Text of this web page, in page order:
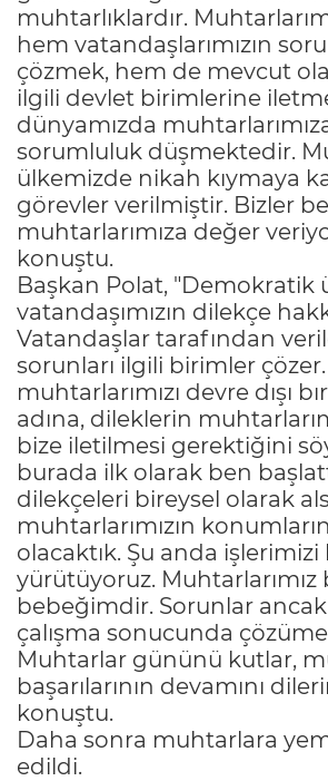
muhtarlıklardır.
hem vatandaşlarımızın
çözmek, hem de mevcut
ilgili devlet birimlerine
dünyamızda
sorumluluk düşmektedir.
ülkemizde nikah kıymaya
görevler verilmiştir. Bizler
muhtarlarımıza değer
konuştu.
Başkan Polat, "Demokratik
vatandaşımızın dilekçe
Vatandaşlar tarafından
sorunları ilgili birimler
muhtarlarımızı devre dışı
adına, dileklerin
bize iletilmesi gerektiğini
burada ilk olarak ben
dilekçeleri bireysel olarak
muhtarlarımızın
olacaktık. Şu anda
yürütüyoruz.
bebeğimdir. Sorunlar
çalışma sonucunda
Muhtarlar gününü kutlar,
başarılarının devamını
konuştu.
Daha sonra muhtarlara
edildi.